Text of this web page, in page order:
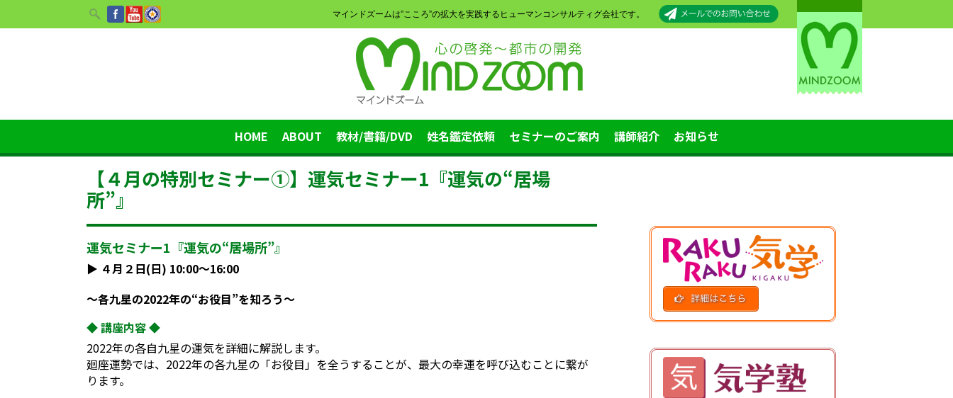
マインドズームは”こころ”の拡大を実践するヒューマンコンサルティグ会社です。
HOME ABOUT 教材/書籍/DVD 姓名鑑定依頼 セミナーのご案内 講師紹介 お知らせ
【４月の特別セミナー①】運気セミナー1『運気の“居場
所”』
運気セミナー1『運気の“居場所”』
▶︎ ４月２日(日) 10:00〜16:00
〜各九星の2022年の“お役目”を知ろう〜
◆ 講座内容 ◆
2022年の各自九星の運気を詳細に解説します。
廻座運勢では、2022年の各九星の「お役目」を全うすることが、最大の幸運を呼び込むことに繋が
ります。